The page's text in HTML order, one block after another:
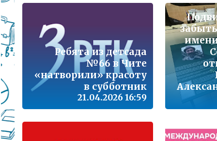
Комитет образования Читы напоминает о
заявлений об участии в ГИА-11 (ЕГЭ)
Подробнее...
В сезон гриппа и острых респираторных
наша с Вами общая задача – не допустить
заболеваемости
Подробнее...
Лицам, желающим сдать единый
(далее ЕГЭ) в 2026 году
Ребята из детсада
№66 в Чите
«натворили» красоту
в субботник
21.04.2026 16:59